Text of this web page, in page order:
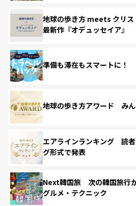
地球の歩き方 meets クリス
最新作『オデュッセイア』
準備も滞在もスマートに！
地球の歩き方アワード みん
エアラインランキング 読
グ形式で発表
Next韓国旅 次の韓国旅行
グルメ・テクニック